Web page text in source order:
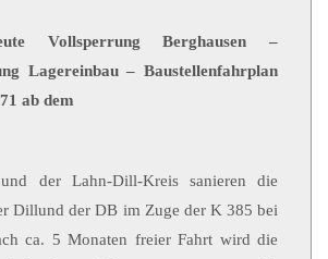
Vollsperrung Berghausen –
Lagereinbau – Baustellenfahrplan
ab dem
der Lahn-Dill-Kreis sanieren die
Dillund der DB im Zuge der K 385 bei
ca. 5 Monaten freier Fahrt wird die